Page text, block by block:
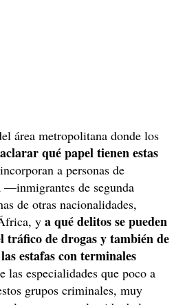
área metropolitana donde los
aclarar qué papel tienen estas
a personas de
—inmigrantes de segunda
de otras nacionalidades,
y a qué delitos se pueden
tráfico de drogas y también de
estafas con terminales
las especialidades que poco a
grupos criminales, muy